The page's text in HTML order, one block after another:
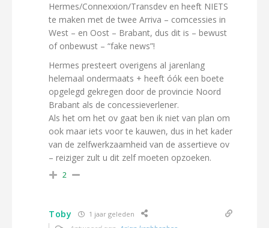
Hermes/Connexxion/Transdev en heeft NIETS
te maken met de twee Arriva – comcessies in
West – en Oost – Brabant, dus dit is – bewust
of onbewust – “fake news”!
Hermes presteert overigens al jarenlang
helemaal ondermaats + heeft óók een boete
opgelegd gekregen door de provincie Noord
Brabant als de concessieverlener.
Als het om het ov gaat ben ik niet van plan om
ook maar iets voor te kauwen, dus in het kader
van de zelfwerkzaamheid van de assertieve ov
– reiziger zult u dit zelf moeten opzoeken.
2
Toby 1 jaar geleden